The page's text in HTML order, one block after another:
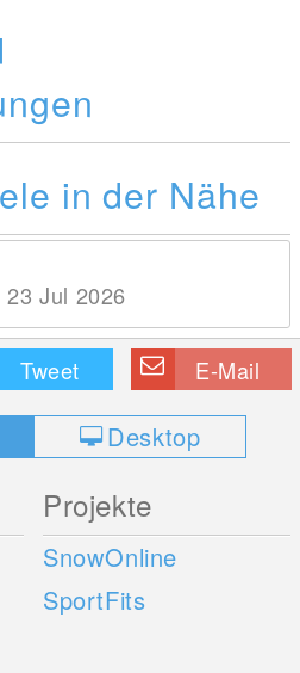
in der Nähe
Jul 2026
Tweet E-Mail
Desktop
Projekte
SnowOnline
SportFits